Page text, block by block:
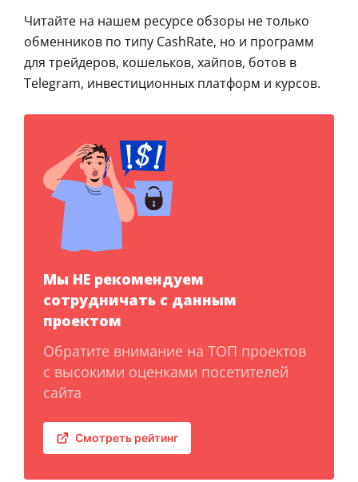
Читайте на нашем ресурсе обзоры не только
обменников по типу CashRate, но и программ
для трейдеров, кошельков, хайпов, ботов в
Telegram, инвестиционных платформ и курсов.
Мы НЕ рекомендуем
сотрудничать с данным
проектом
Обратите внимание на ТОП проектов
с высокими оценками посетителей
сайта
Смотреть рейтинг